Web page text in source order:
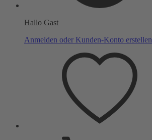
Hallo Gast
Anmelden oder Kunden-Konto erstellen